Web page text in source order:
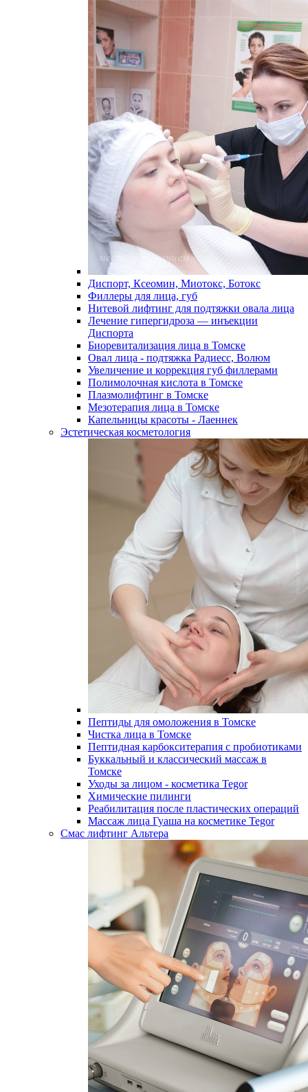
Диспорт, Ксеомин, Миотокс, Ботокс
Филлеры для лица, губ
Нитевой лифтинг для подтяжки овала лица
Лечение гипергидроза — инъекции
Диспорта
Биоревитализация лица в Томске
Овал лица - подтяжка Радиесс, Волюм
Увеличение и коррекция губ филлерами
Полимолочная кислота в Томске
Плазмолифтинг в Томске
Мезотерапия лица в Томске
Капельницы красоты - Лаеннек
Эстетическая косметология
Пептиды для омоложения в Томске
Чистка лица в Томске
Пептидная карбокситерапия с пробиотиками
Буккальный и классический массаж в
Томске
Уходы за лицом - косметика Tegor
Химические пилинги
Реабилитация после пластических операций
Массаж лица Гуаша на косметике Tegor
Смас лифтинг Альтера